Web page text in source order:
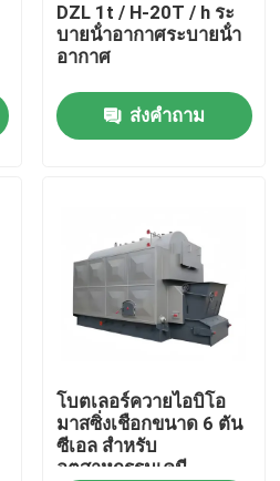
DZL 1t / H-20T / h ระ
บายน้ําอากาศระบายน้ํา
อากาศ
ส่งคำถาม
โบตเลอร์ควายไอบิโอ
มาสซิ่งเชือกขนาด 6 ตัน
ซีเอล สําหรับ
อุตสาหกรรมเคมี